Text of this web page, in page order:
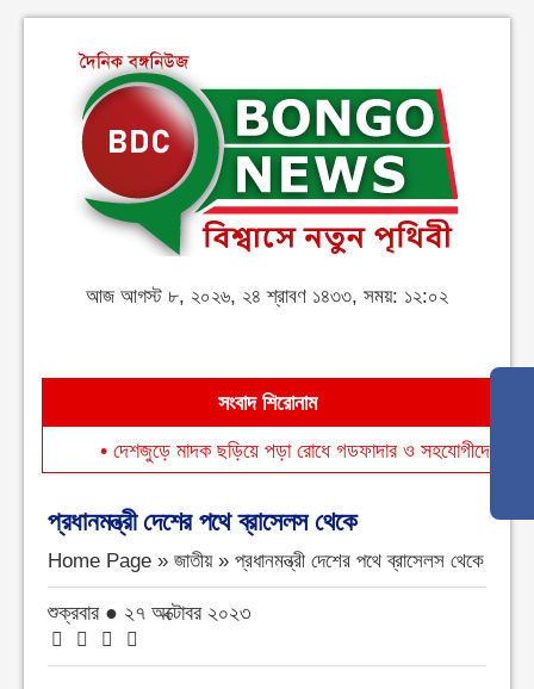
আজ আগস্ট ৮, ২০২৬, ২৪ শ্রাবণ ১৪৩৩, সময়: ১২:০২
সংবাদ শিরোনাম
দেশজুড়ে মাদক ছড়িয়ে পড়া রোধে গডফাদার ও সহযোগীদের বিরুদ্ধে
প্রধানমন্ত্রী দেশের পথে ব্রাসেলস থেকে
Home Page » জাতীয় » প্রধানমন্ত্রী দেশের পথে ব্রাসেলস থেকে
শুক্রবার ● ২৭ অক্টোবর ২০২৩